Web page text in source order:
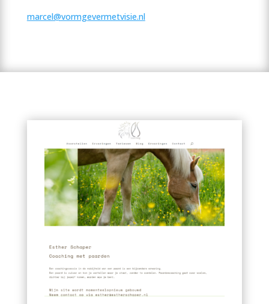
marcel@vormgevermetvisie.nl